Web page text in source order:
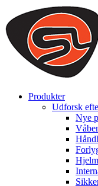
We use cookies to
on our website. By
that cookies are used to
to offer you a better
you can disable
Produkter
Udforsk
Nye